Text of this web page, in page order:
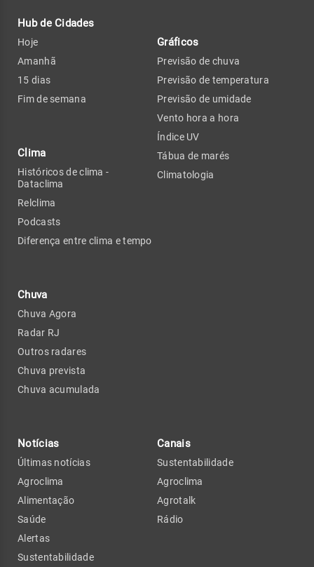
Hub de Cidades
Hoje
Amanhã
15 dias
Fim de semana
Clima
Históricos de clima -
Dataclima
Relclima
Podcasts
Diferença entre clima e tempo
Chuva
Chuva Agora
Radar RJ
Outros radares
Chuva prevista
Chuva acumulada
Gráficos
Previsão de chuva
Previsão de temperatura
Previsão de umidade
Vento hora a hora
Índice UV
Tábua de marés
Climatologia
Notícias
Últimas notícias
Agroclima
Alimentação
Saúde
Alertas
Sustentabilidade
Canais
Sustentabilidade
Agroclima
Agrotalk
Rádio